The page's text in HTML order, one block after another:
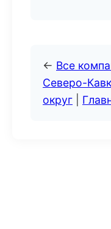
← Все
Северо-
округ